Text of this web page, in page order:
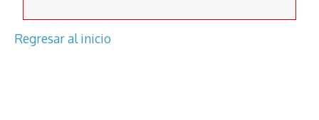
Regresar al inicio